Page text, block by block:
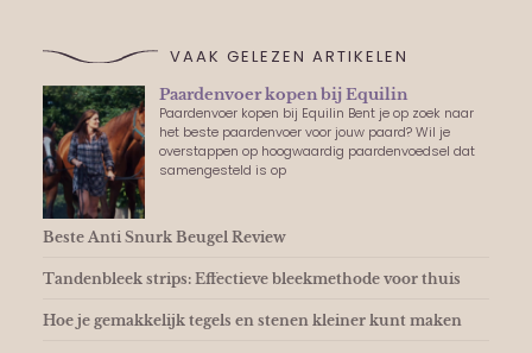
VAAK GELEZEN ARTIKELEN
Paardenvoer kopen bij Equilin
Paardenvoer kopen bij Equilin Bent je op zoek naar
het beste paardenvoer voor jouw paard? Wil je
overstappen op hoogwaardig paardenvoedsel dat
samengesteld is op
Beste Anti Snurk Beugel Review
Tandenbleek strips: Effectieve bleekmethode voor thuis
Hoe je gemakkelijk tegels en stenen kleiner kunt maken